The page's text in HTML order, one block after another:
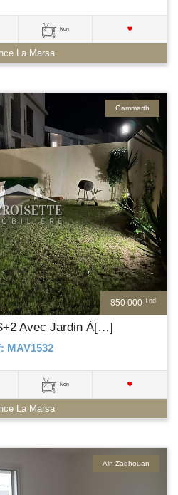
Non
La Marsa
850 000 Tnd
Gammarth
Avec Jardin À[…]
MAV1532
Non
La Marsa
Ain Zaghouan